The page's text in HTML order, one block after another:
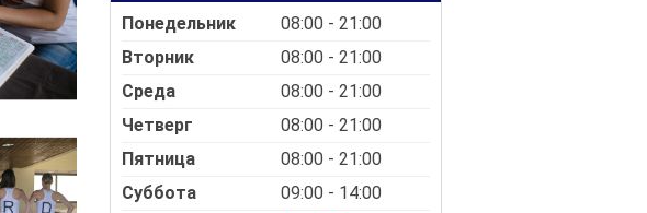
Понедельник
08:00 - 21:00
Вторник
08:00 - 21:00
Среда
08:00 - 21:00
Четверг
08:00 - 21:00
Пятница
08:00 - 21:00
Суббота
09:00 - 14:00